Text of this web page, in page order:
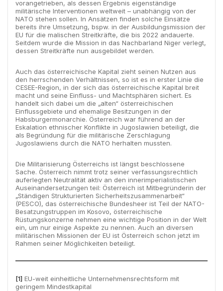
vorangetrieben, als dessen Ergebnis eigenständige
militärische Interventionen weltweit – unabhängig von der
NATO stehen sollen. In Ansätzen finden solche Einsätze
bereits ihre Umsetzung, bspw. in der Ausbildungsmission der
EU für die malischen Streitkräfte, die bis 2022 andauerte.
Seitdem wurde die Mission in das Nachbarland Niger verlegt,
dessen Streitkräfte nun ausgebildet werden.
Auch das österreichische Kapital zieht seinen Nutzen aus
den herrschenden Verhältnissen, so ist es in erster Linie die
CESEE-Region, in der sich das österreichische Kapital breit
macht und seine Einfluss- und Machtsphären sichert. Es
handelt sich dabei um die „alten“ österreichischen
Einflussgebiete und ehemalige Besitzungen in der
Habsburgermonarchie. Österreich war führend an der
Eskalation ethnischer Konflikte in Jugoslawien beteiligt, die
als Begründung für die militärische Zerschlagung
Jugoslawiens durch die NATO herhalten mussten.
Die Militarisierung Österreichs ist längst beschlossene
Sache. Österreich nimmt trotz seiner verfassungsrechtlich
auferlegten Neutralität aktiv an den innerimperialistischen
Auseinandersetzungen teil: Österreich ist Mitbegründerin der
„Ständigen Strukturierten Sicherheitszusammenarbeit“
(PESCO), das österreichische Bundesheer ist Teil der NATO-
Besatzungstruppen im Kosovo, österreichische
Rüstungskonzerne nehmen eine wichtige Position in der Welt
ein, um nur einige Aspekte zu nennen. Auch an diversen
militärischen Missionen der EU ist Österreich schon jetzt im
Rahmen seiner Möglichkeiten beteiligt.
[1] EU-weit einheitliche Unternehmensrechtsform mit
geringem Mindestkapital